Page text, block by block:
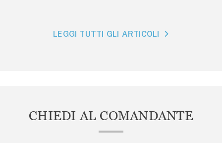
LEGGI TUTTI GLI ARTICOLI
CHIEDI AL COMANDANTE